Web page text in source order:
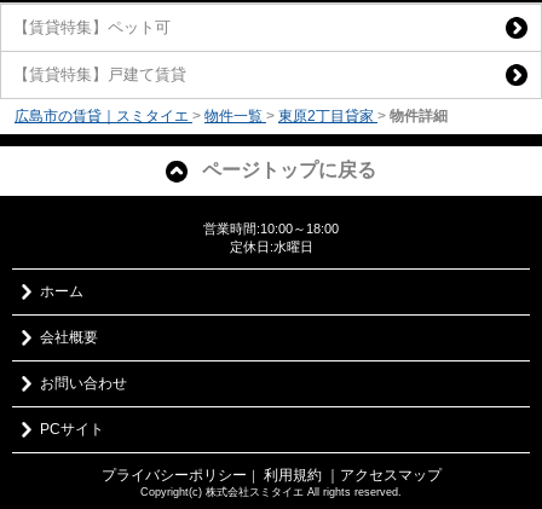
【賃貸特集】ペット可
【賃貸特集】戸建て賃貸
広島市の賃貸｜スミタイエ > 物件一覧 > 東原2丁目貸家 > 物件詳細
ページトップに戻る
営業時間:10:00～18:00
定休日:水曜日
ホーム
会社概要
お問い合わせ
PCサイト
プライバシーポリシー ｜ 利用規約 ｜アクセスマップ
Copyright(c) 株式会社スミタイエ All rights reserved.